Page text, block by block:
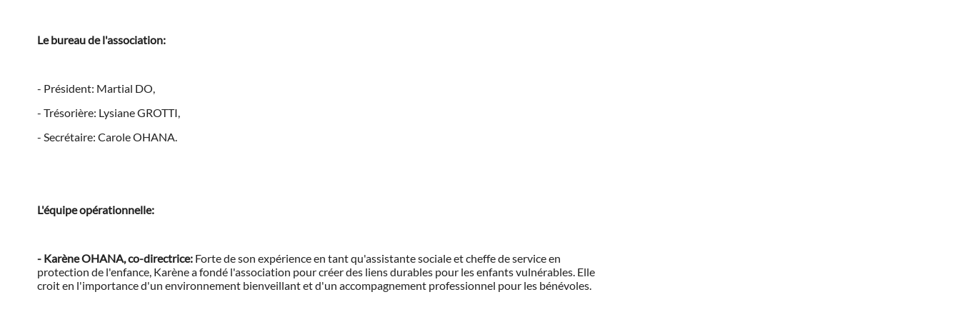
Le bureau de l'association:
- Président: Martial DO,
- Trésorière: Lysiane GROTTI,
- Secrétaire: Carole OHANA.
L'équipe opérationnelle:
- Karène OHANA, co-directrice: Forte de son expérience en tant qu'assistante sociale et cheffe de service en
protection de l'enfance, Karène a fondé l'association pour créer des liens durables pour les enfants vulnérables. Elle
croit en l'importance d'un environnement bienveillant et d'un accompagnement professionnel pour les bénévoles.